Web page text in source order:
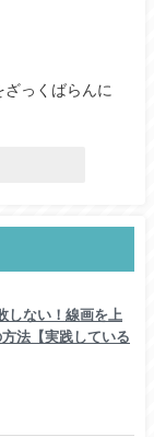
っくばらんに
しない！線画を上
法【実践している